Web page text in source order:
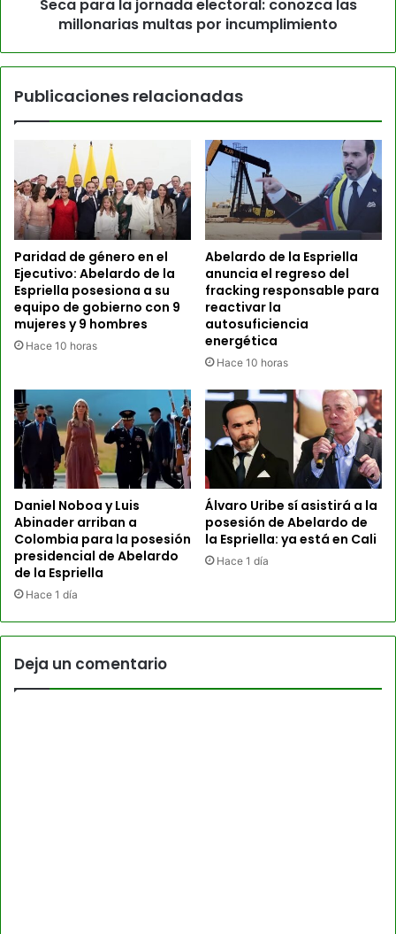
Seca para la jornada electoral: conozca las
millonarias multas por incumplimiento
Publicaciones relacionadas
Paridad de género en el
Ejecutivo: Abelardo de la
Espriella posesiona a su
equipo de gobierno con 9
mujeres y 9 hombres
Hace 10 horas
Abelardo de la Espriella
anuncia el regreso del
fracking responsable para
reactivar la
autosuficiencia
energética
Hace 10 horas
Daniel Noboa y Luis
Abinader arriban a
Colombia para la posesión
presidencial de Abelardo
de la Espriella
Hace 1 día
Álvaro Uribe sí asistirá a la
posesión de Abelardo de
la Espriella: ya está en Cali
Hace 1 día
Deja un comentario